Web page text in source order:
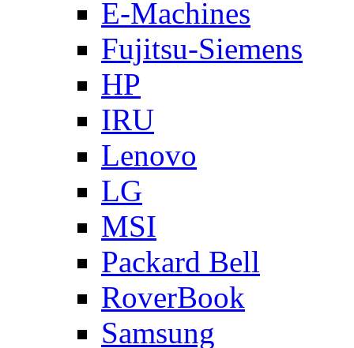
E-Machines
Fujitsu-Siemens
HP
IRU
Lenovo
LG
MSI
Packard Bell
RoverBook
Samsung